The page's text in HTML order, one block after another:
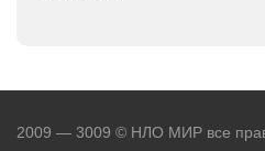
2009 — 3009 © НЛО МИР все